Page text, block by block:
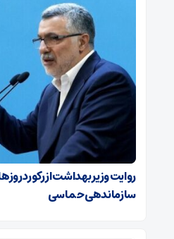
روایت وزیر بهداشت از رکورد
سازماندهی حماسی